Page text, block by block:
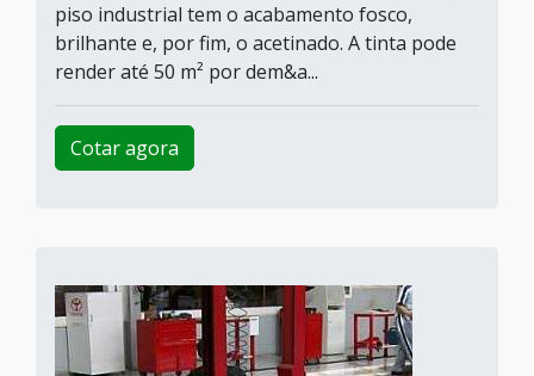
piso industrial tem o acabamento fosco,
brilhante e, por fim, o acetinado. A tinta pode
render até 50 m² por dem&a...
Cotar agora